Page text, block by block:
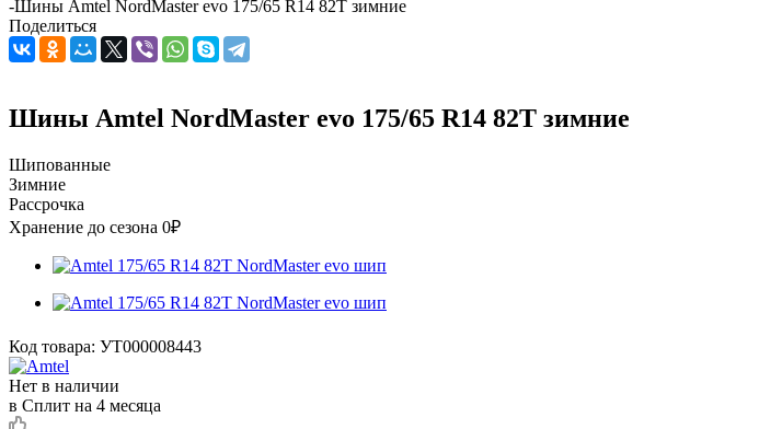
-Шины Amtel NordMaster evo 175/65 R14 82T зимние
Поделиться
Шины Amtel NordMaster evo 175/65 R14 82T зимние
Шипованные
Зимние
Рассрочка
Хранение до сезона 0₽
Код товара: УТ000008443
Нет в наличии
в Сплит на 4 месяца